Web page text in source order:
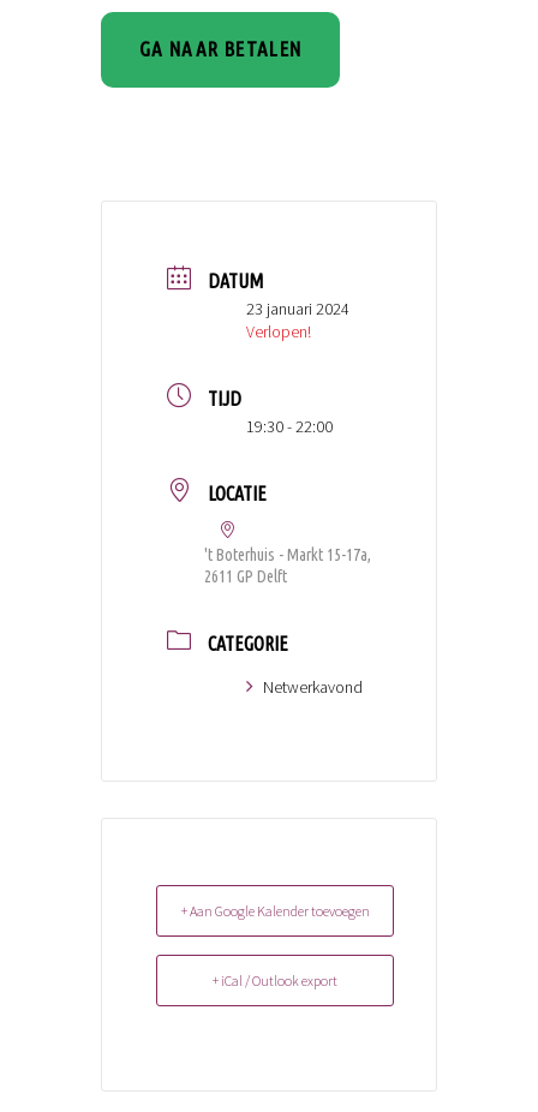
DATUM
23 januari 2024
Verlopen!
TIJD
19:30 - 22:00
LOCATIE
't Boterhuis - Markt 15-17a,
2611 GP Delft
CATEGORIE
Netwerkavond
+ Aan Google Kalender toevoegen
+ iCal / Outlook export